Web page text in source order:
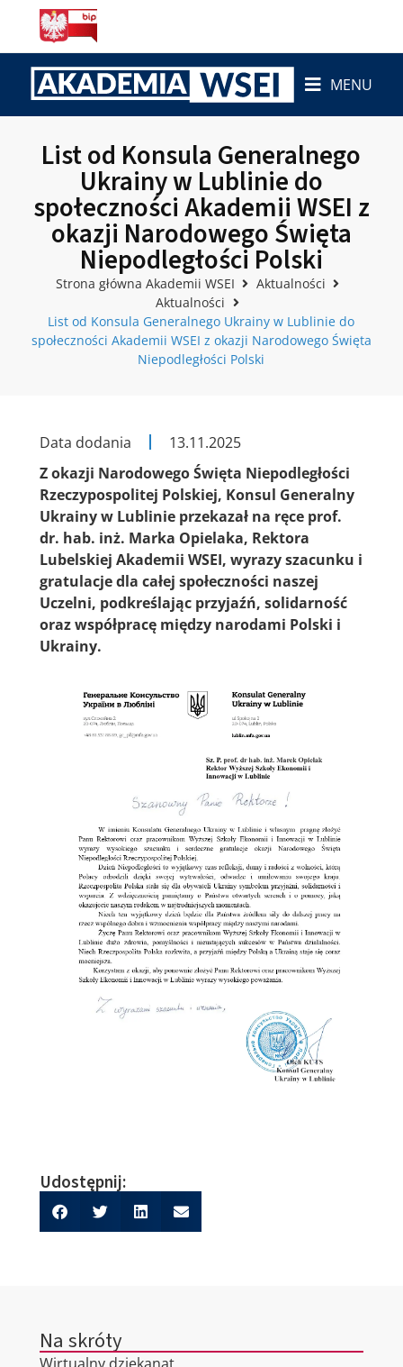
MENU
List od Konsula Generalnego
Ukrainy w Lublinie do
społeczności Akademii WSEI z
okazji Narodowego Święta
Niepodległości Polski
Strona główna Akademii WSEI
Aktualności
Aktualności
List od Konsula Generalnego Ukrainy w Lublinie do
społeczności Akademii WSEI z okazji Narodowego Święta
Niepodległości Polski
Data dodania
13.11.2025
Z okazji Narodowego Święta Niepodległości
Rzeczypospolitej Polskiej, Konsul Generalny
Ukrainy w Lublinie przekazał na ręce prof.
dr. hab. inż. Marka Opielaka, Rektora
Lubelskiej Akademii WSEI, wyrazy szacunku i
gratulacje dla całej społeczności naszej
Uczelni, podkreślając przyjaźń, solidarność
oraz współpracę między narodami Polski i
Ukrainy.
Udostępnij:
Na skróty